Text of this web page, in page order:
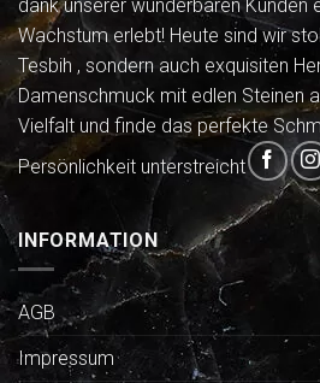
dank unserer wunderbaren Kunden
Wachstum erlebt! Heute sind wir
Tesbih , sondern auch exquisiten
Damenschmuck mit edlen Steinen
Vielfalt und finde das perfekte
Persönlichkeit unterstreicht
INFORMATION
AGB
Impressum